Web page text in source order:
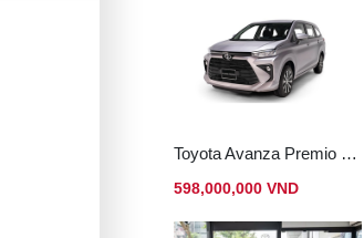
Toyota Avanza Premio CVT
598,000,000 VND